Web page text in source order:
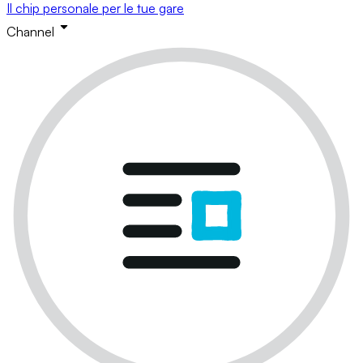
Il chip personale per le tue gare
Channel